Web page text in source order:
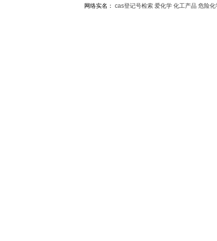
网络实名： cas登记号检索 爱化学 化工产品 危险化